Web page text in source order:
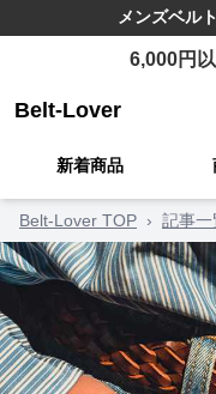
メンズベルト
6,000円
Belt-Lover
新着商品
Belt-Lover TOP › 記事一